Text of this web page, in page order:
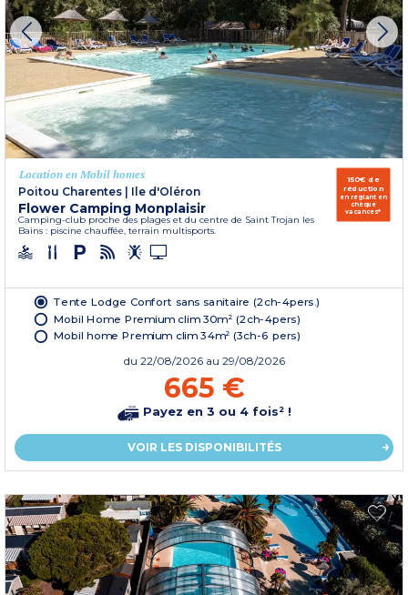
Location en Mobil homes
Poitou Charentes
Ile d'Oléron
Flower Camping Monplaisir
Camping-club proche des plages et du centre de Saint Trojan les
Bains : piscine chauffée, terrain multisports.
150€ de
réduction
en réglant en
chèque
vacances*
Tente Lodge Confort sans sanitaire (2ch-4pers.)
Mobil Home Premium clim 30m² (2ch-4pers)
Mobil home Premium clim 34m² (3ch-6 pers)
du 22/08/2026 au 29/08/2026
665 €
Payez en 3 ou 4 fois² !
VOIR LES DISPONIBILITÉS